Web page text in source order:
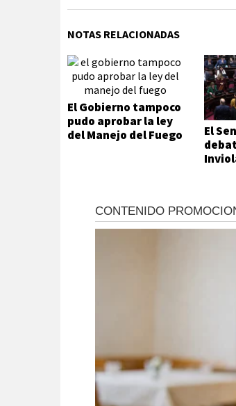
NOTAS RELACIONADAS
El Gobierno tampoco
pudo aprobar la ley
del Manejo del Fuego
El